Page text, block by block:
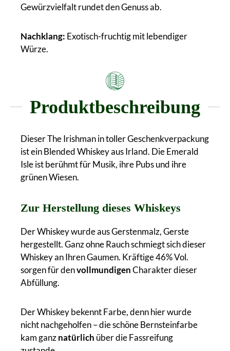
Gewürzvielfalt rundet den Genuss ab.
Nachklang: Exotisch-fruchtig mit lebendiger
Würze.
Produktbeschreibung
Dieser The Irishman in toller Geschenkverpackung
ist ein Blended Whiskey aus Irland. Die Emerald
Isle ist berühmt für Musik, ihre Pubs und ihre
grünen Wiesen.
Zur Herstellung dieses Whiskeys
Der Whiskey wurde aus Gerstenmalz, Gerste
hergestellt. Ganz ohne Rauch schmiegt sich dieser
Whiskey an Ihren Gaumen. Kräftige 46% Vol.
sorgen für denvollmundigenCharakter dieser
Abfüllung.
Der Whiskey bekennt Farbe, denn hier wurde
nicht nachgeholfen – die schöne Bernsteinfarbe
kam ganznatürlich über die Fassreifung